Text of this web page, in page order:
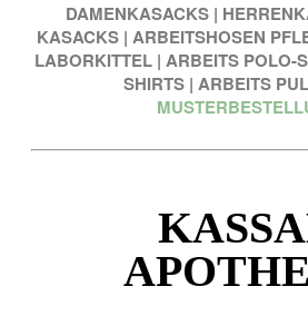
DAMENKASACKS |
KASACKS | ARBEITSHOSEN
LABORKITTEL | ARBEITS POLO-
SHIRTS | ARBEITS